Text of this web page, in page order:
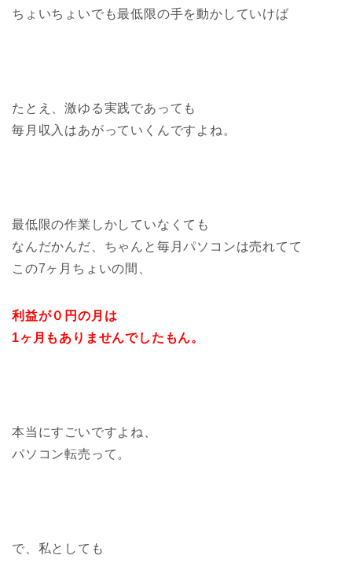
ちょいちょいでも最低限の手を動かしていけば
たとえ、激ゆる実践であっても
毎月収入はあがっていくんですよね。
最低限の作業しかしていなくても
なんだかんだ、ちゃんと毎月パソコンは売れてて
この7ヶ月ちょいの間、
利益が０円の月は
1ヶ月もありませんでしたもん。
本当にすごいですよね、
パソコン転売って。
で、私としても